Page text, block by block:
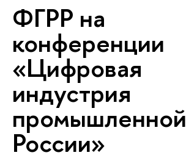
ФГРР на
конференции
«Цифровая
индустрия
промышленной
России»